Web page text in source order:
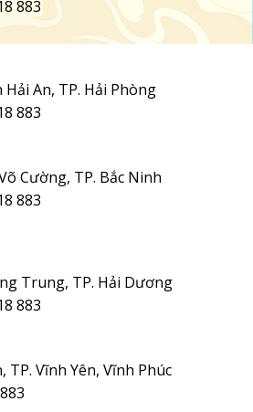
883
An, TP. Hải Phòng
883
Cường, TP. Bắc Ninh
883
Trung, TP. Hải Dương
883
Vĩnh Yên, Vĩnh Phúc